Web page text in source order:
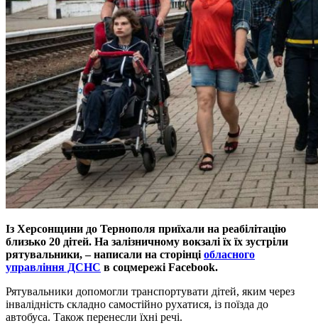
Із Херсонщини до Тернополя приїхали на реабілітацію
близько 20 дітей. На залізничному вокзалі їх їх зустріли
рятувальники, – написали на сторінці обласного
управління ДСНС в соцмережі Facebook.
Рятувальники допомогли транспортувати дітей, яким через
інвалідність складно самостійно рухатися, із поїзда до
автобуса. Також перенесли їхні речі.